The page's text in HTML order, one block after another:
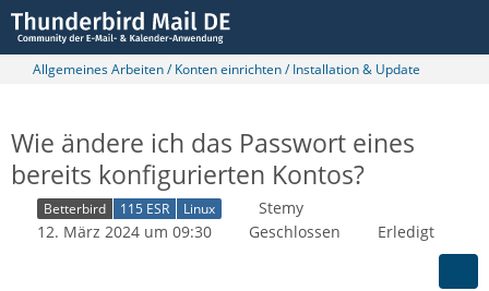
Allgemeines Arbeiten / Konten einrichten / Installation & Update
Wie ändere ich das Passwort eines
bereits konfigurierten Kontos?
Betterbird 115 ESR Linux
Stemy
12. März 2024 um 09:30
Geschlossen Erledigt